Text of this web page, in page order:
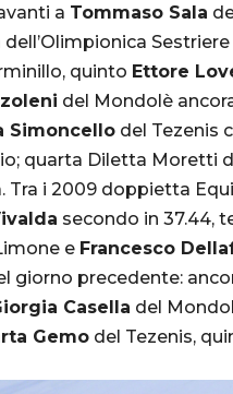
a Tommaso Sala
dell’Olimpionica
quinto Ettore
del Mondolè
Simoncello del Tezenis
quarta Diletta Moretti
Tra i 2009 doppietta
secondo in 37.44,
e Francesco
giorno precedente:
Casella del
Gemo del Tezenis,